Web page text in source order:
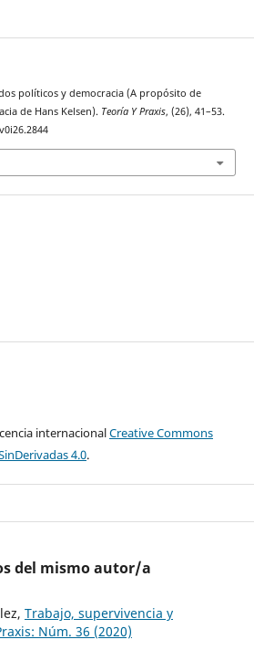
políticos y democracia (A propósito de
de Hans Kelsen). Teoría Y Praxis, (26), 41–53.
internacionalCreative Commons
4.0.
del mismo autor/a
Trabajo, supervivencia y
Núm. 36 (2020)